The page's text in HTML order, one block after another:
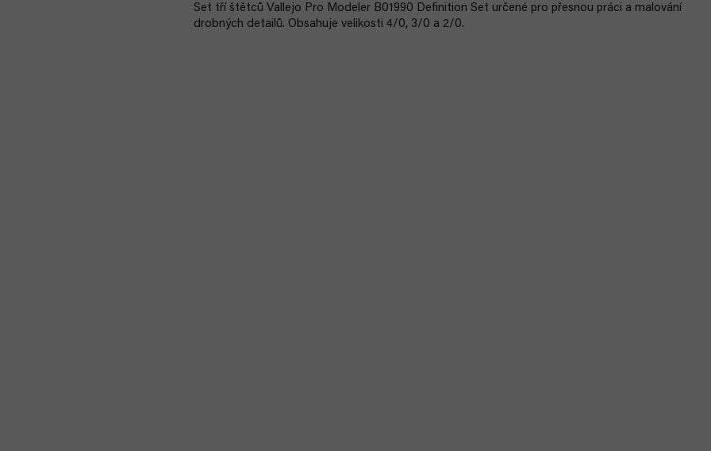
Set tří štětců Vallejo Pro Modeler B01990 Definition Set určené pro přesnou práci a malování
drobných detailů. Obsahuje velikosti 4/0, 3/0 a 2/0.